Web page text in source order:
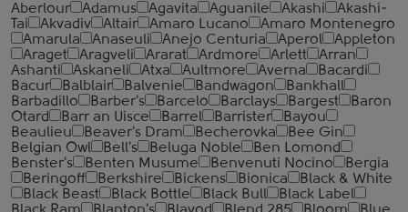
Aberlour
Adamus Agavita Aguanile Akashi
Akashi-
Tai
Akvadiv Altair Amaro Lucano
Amaro Montenegro
Amarula
Anaseuli Anejo Centuria Aperol
Appleton
Araget
Aragveli Ararat Ardmore Arlett
Arran
Ashanti
Askaneli Atxa Aultmore Averna
Bacardi
Bacur
Balblair Balvenie Bandwagon
Bankhall
Barbadillo
Barber's Barcelo Barclays Bargest
Baron
Otard
Barr an Uisce Barrel Barrister
Bayou
Beaulieu
Beaver's Dram Becherovka
Bee Gin
Belgian Owl
Bell's Beluga Noble
Ben Lomond
Benster's
Benten Musume Benvenuti Nocino
Bergia
Beringoff
Berkshire Bickens Bionica
Black & White
Black Beast
Black Bottle Black Bull
Black Label